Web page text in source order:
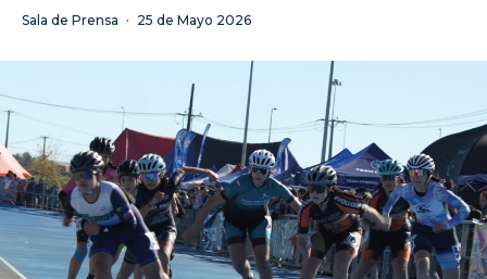
Sala de Prensa · 25 de Mayo 2026